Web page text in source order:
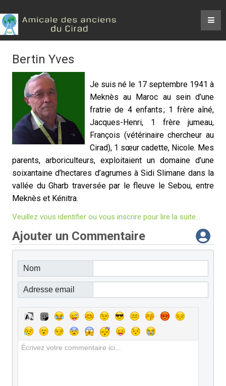
Bertin Yves
Je suis né le 17 septembre 1941 à
Meknès au Maroc au sein d’une
fratrie de 4 enfants ; 1 frère aîné,
Jacques-Henri, 1 frère jumeau,
François (vétérinaire chercheur au
Cirad), 1 sœur cadette, Nicole. Mes
parents, arboriculteurs, exploitaient un domaine d’une
soixantaine d’hectares d’agrumes à Sidi Slimane dans la
vallée du Gharb traversée par le fleuve le Sebou, entre
Meknès et Kénitra.
Veuillez vous identifier ou vous inscrire pour lire la suite...
Ajouter un Commentaire
Nom
Adresse email